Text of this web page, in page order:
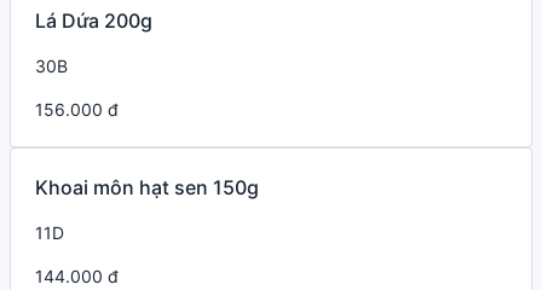
Lá Dứa 200g
30B
156.000 đ
Khoai môn hạt sen 150g
11D
144.000 đ